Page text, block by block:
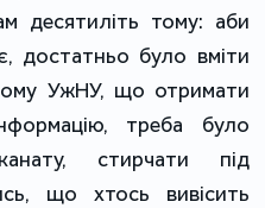
десятиліть тому: аби
достатньо було вміти
УжНУ, що отримати
треба було
стирчати під
що хтось вивісить